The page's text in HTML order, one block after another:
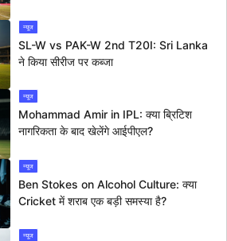
न्यूज
SL-W vs PAK-W 2nd T20I: Sri Lanka
ने किया सीरीज पर कब्जा
न्यूज
Mohammad Amir in IPL: क्या ब्रिटिश
नागरिकता के बाद खेलेंगे आईपीएल?
न्यूज
Ben Stokes on Alcohol Culture: क्या
Cricket में शराब एक बड़ी समस्या है?
न्यूज